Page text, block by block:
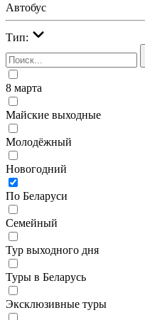
Автобус
Тип:
8 марта
Майские выходные
Молодёжный
Новогодний
По Беларуси
Семейный
Тур выходного дня
Туры в Беларусь
Эксклюзивные туры